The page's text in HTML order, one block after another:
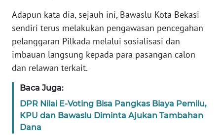
Adapun kata dia, sejauh ini, Bawaslu Kota Bekasi
sendiri terus melakukan pengawasan pencegahan
pelanggaran Pilkada melalui sosialisasi dan
imbauan langsung kepada para pasangan calon
dan relawan terkait.
Baca Juga:
DPR Nilai E-Voting Bisa Pangkas Biaya Pemilu,
KPU dan Bawaslu Diminta Ajukan Tambahan
Dana
WN
SULTRA
WN
NTB
WN
SULTENG
WN